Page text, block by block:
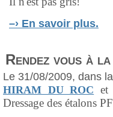
–› En savoir plus.
Rendez vous à
Le 31/08/2009, dans
HIRAM DU ROC
Dressage des étalons